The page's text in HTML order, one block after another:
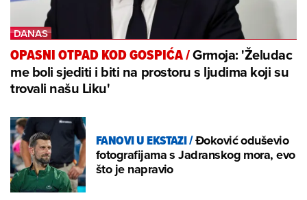
OPASNI OTPAD KOD GOSPIĆA/Grmoja: 'Želudac
me boli sjediti i biti na prostoru s ljudima koji su
trovali našu Liku'
FANOVI U EKSTAZI/Đoković oduševio
fotografijama s Jadranskog mora, evo
što je napravio